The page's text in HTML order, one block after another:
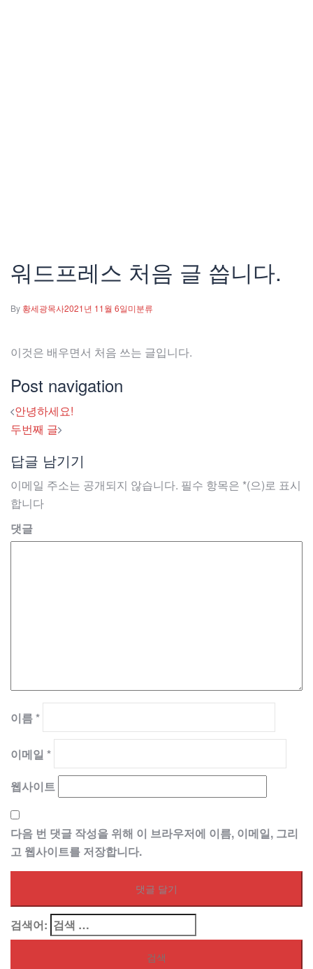
워드프레스 처음 글 씁니다.
By 황세광목사2021년 11월 6일미분류
이것은 배우면서 처음 쓰는 글입니다.
Post navigation
안녕하세요!
두번째 글
답글 남기기
이메일 주소는 공개되지 않습니다. 필수 항목은 *(으)로 표시
합니다
댓글
이름*
이메일 *
웹사이트
다음 번 댓글 작성을 위해 이 브라우저에 이름, 이메일, 그리
고 웹사이트를 저장합니다.
검색어: